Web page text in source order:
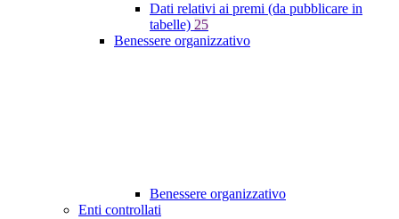
Dati relativi ai premi (da pubblicare in
tabelle) 25
Benessere organizzativo
Benessere organizzativo
Enti controllati